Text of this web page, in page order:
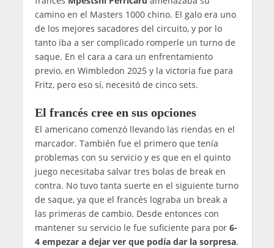
camino en el Masters 1000 chino. El galo era uno
de los mejores sacadores del circuito, y por lo
tanto iba a ser complicado romperle un turno de
saque. En el cara a cara un enfrentamiento
previo, en Wimbledon 2025 y la victoria fue para
Fritz, pero eso sí, necesitó de cinco sets.
El francés cree en sus opciones
El americano comenzó llevando las riendas en el
marcador. También fue el primero que tenía
problemas con su servicio y es que en el quinto
juego necesitaba salvar tres bolas de break en
contra. No tuvo tanta suerte en el siguiente turno
de saque, ya que el francés lograba un break a
las primeras de cambio. Desde entonces con
mantener su servicio le fue suficiente para por 6-
4 empezar a dejar ver que podía dar la sorpresa.